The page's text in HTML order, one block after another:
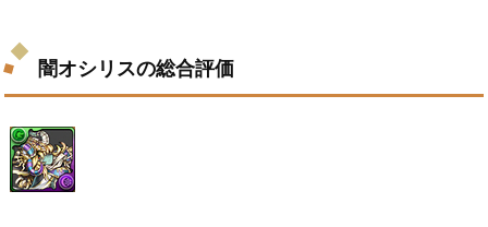
闇オシリスの総合評価